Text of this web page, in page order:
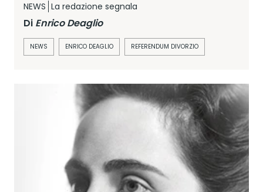
NEWS La redazione segnala
Di Enrico Deaglio
NEWS ENRICO DEAGLIO REFERENDUM DIVORZIO